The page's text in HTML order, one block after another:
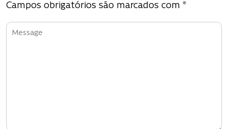
a
ç
Campos obrigatórios são marcados com *